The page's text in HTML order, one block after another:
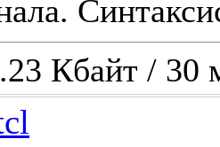
Кбайт / 30